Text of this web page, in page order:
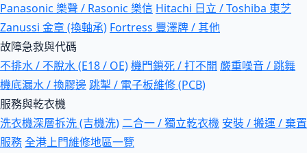
Panasonic 樂聲 / Rasonic 樂信 Hitachi 日立 / Toshiba 東芝
Zanussi 金章 (換軸承) Fortress 豐澤牌 / 其他
故障急救與代碼
不排水 / 不脫水 (E18 / OE)機門鎖死 / 打不開 嚴重噪音 / 跳舞
機底漏水 / 換膠邊跳掣 / 電子板維修 (PCB)
服務與乾衣機
洗衣機深層拆洗 (吉機洗) 二合一 / 獨立乾衣機 安裝 / 搬運 / 棄置
服務全港上門維修地區一覽